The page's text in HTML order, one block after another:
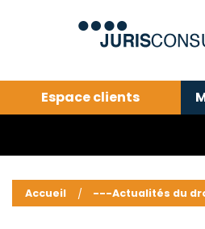
Espace clients
---
Accueil ---Actualités du